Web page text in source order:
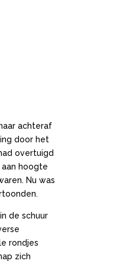
achteraf
door het
overtuigd
hoogte
Nu was
de schuur
rondjes
zich